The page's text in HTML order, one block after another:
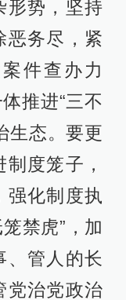
形势，坚持
恶务尽，紧
件查办力
推进“三不
生态。要更
度笼子，
强化制度执
禁虎”，加
、管人的长
党治党政治